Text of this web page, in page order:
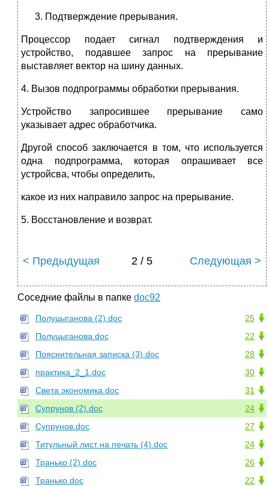
Подтверждение прерывания.
Процессор подает сигнал подтверждения и
устройство, подавшее запрос на прерывание
выставляет вектор на шину данных.
4. Вызов подпрограммы обработки прерывания.
Устройство запросившее прерывание само
указывает адрес обработчика.
Другой способ заключается в том, что используется
одна подпрограмма, которая опрашивает все
устройсва, чтобы определить,
какое из них направило запрос на прерывание.
5. Восстановление и возврат.
< Предыдущая 2 / 5 Следующая >
Соседние файлы в папке doc92
25
Полуцыганова (2).doc
22
Полуцыганова.doc
28
Пояснительная записка (3).doc
30
практика_2_1.doc
31
Света экономика.doc
24
Супрунов (2).doc
27
Супрунов.doc
24
Титульный лист на печать (4).doc
26
Транько (2).doc
22
Транько.doc